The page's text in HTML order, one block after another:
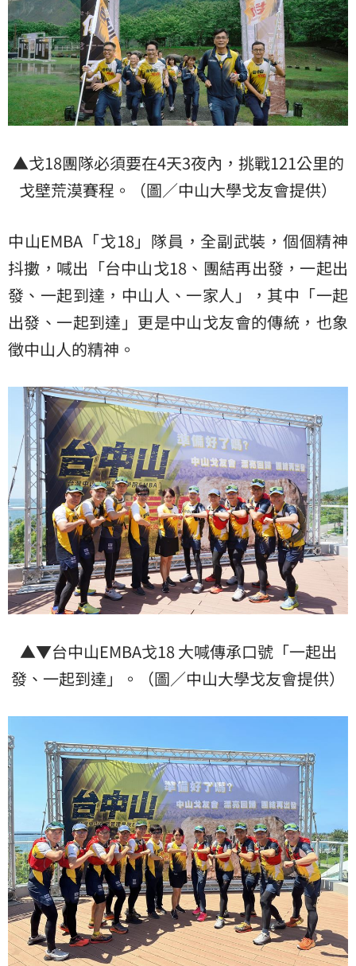
▲戈18團隊必須要在4天3夜內，挑戰121公里的
戈壁荒漠賽程。（圖／中山大學戈友會提供）
中山EMBA「戈18」隊員，全副武裝，個個精神
抖擻，喊出「台中山戈18、團結再出發，一起出
發、一起到達，中山人、一家人」，其中「一起
出發、一起到達」更是中山戈友會的傳統，也象
徵中山人的精神。
▲▼台中山EMBA戈18 大喊傳承口號「一起出
發、一起到達」。（圖／中山大學戈友會提供）